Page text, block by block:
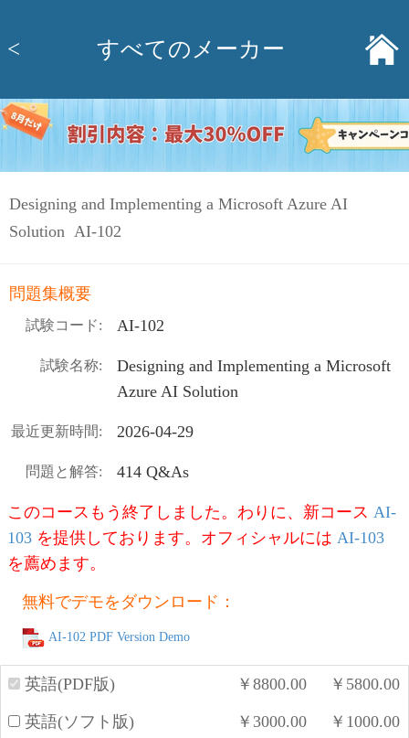
< すべてのメーカー
Designing and Implementing a Microsoft Azure AI
Solution AI-102
問題集概要
試験コード: AI-102
試験名称:
Designing and Implementing a Microsoft
Azure AI Solution
最近更新時間: 2026-04-29
問題と解答: 414 Q&As
このコースもう終了しました。わりに、新コース AI-
103 を提供しております。オフィシャルには AI-103
を薦めます。
無料でデモをダウンロード：
AI-102 PDF Version Demo
英語(PDF版) ￥ 8800.00 ￥ 5800.00
英語(ソフト版) ￥ 3000.00 ￥ 1000.00